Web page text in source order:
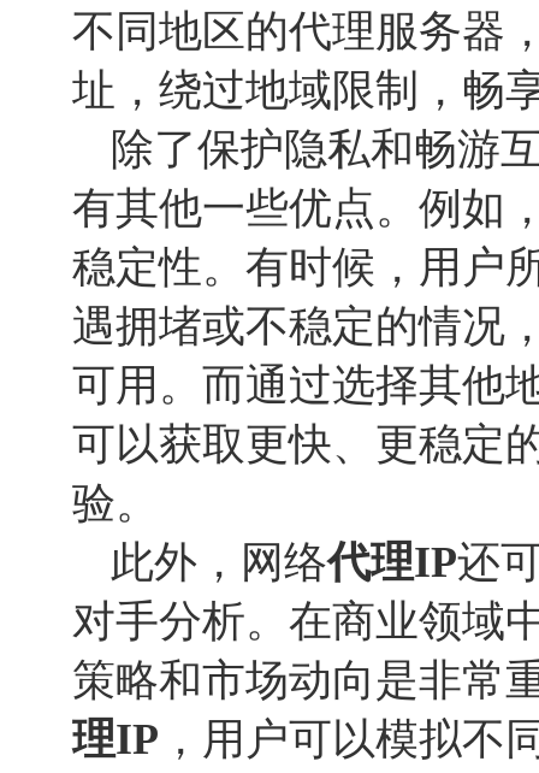
不同地区的代理服务器
址，绕过地域限制，畅
除了保护隐私和畅游
有其他一些优点。例如
稳定性。有时候，用户
遇拥堵或不稳定的情况
可用。而通过选择其他
可以获取更快、更稳定
验。
此外，网络代理IP还
对手分析。在商业领域
策略和市场动向是非常
理IP ，用户可以模拟不